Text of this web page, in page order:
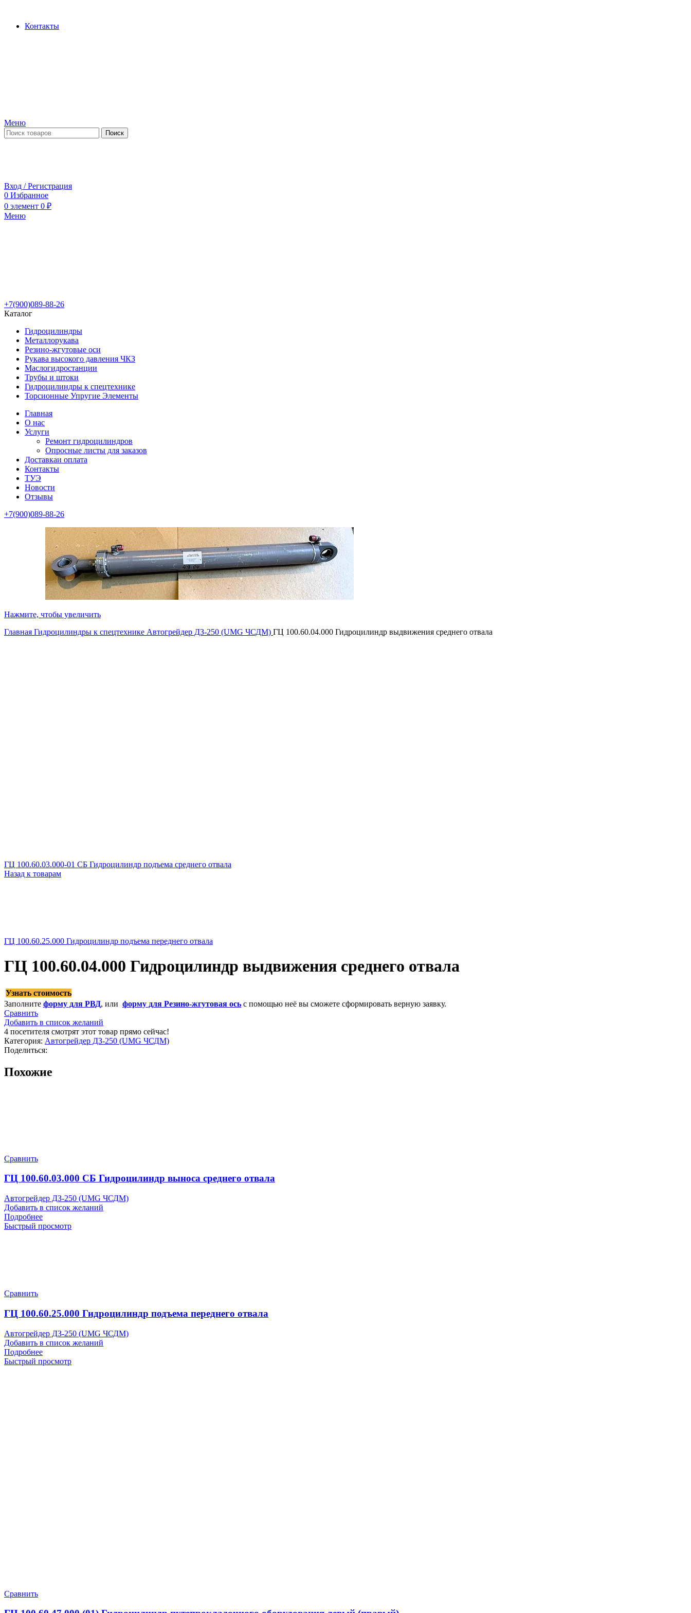
Контакты
Меню
Поиск
Вход / Регистрация
0 Избранное
0 элемент 0 ₽
Меню
+7(900)089-88-26
Каталог
Гидроцилиндры
Металлорукава
Резино-жгутовые оси
Рукава высокого давления ЧКЗ
Маслогидростанции
Трубы и штоки
Гидроцилиндры к спецтехнике
Торсионные Упругие Элементы
Главная
О нас
Услуги
Ремонт гидроцилиндров
Опросные листы для заказов
Доставкаи оплата
Контакты
ТУЭ
Новости
Отзывы
+7(900)089-88-26
Нажмите, чтобы увеличить
Главная Гидроцилиндры к спецтехнике Автогрейдер ДЗ-250 (UMG ЧСДМ) ГЦ 100.60.04.000 Гидроцилиндр выдвижения среднего отвала
ГЦ 100.60.03.000-01 СБ Гидроцилиндр подъема среднего отвала
Назад к товарам
ГЦ 100.60.25.000 Гидроцилиндр подъема переднего отвала
ГЦ 100.60.04.000 Гидроцилиндр выдвижения среднего отвала
Узнать стоимость
Заполните форму для РВД, или форму для Резино-жгутовая ось с помощью неё вы сможете сформировать верную заявку.
Сравнить
Добавить в список желаний
4 посетителя смотрят этот товар прямо сейчас!
Категория: Автогрейдер ДЗ-250 (UMG ЧСДМ)
Поделиться:
Похожие
Сравнить
ГЦ 100.60.03.000 СБ Гидроцилиндр выноса среднего отвала
Автогрейдер ДЗ-250 (UMG ЧСДМ)
Добавить в список желаний
Подробнее
Быстрый просмотр
Сравнить
ГЦ 100.60.25.000 Гидроцилиндр подъема переднего отвала
Автогрейдер ДЗ-250 (UMG ЧСДМ)
Добавить в список желаний
Подробнее
Быстрый просмотр
Сравнить